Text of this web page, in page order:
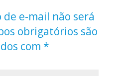
de e-mail não será
obrigatórios são
com *